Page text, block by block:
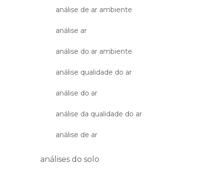
análise de ar ambiente
análise ar
análise do ar ambiente
análise qualidade do ar
análise do ar
análise da qualidade do ar
análise de ar
análises do solo